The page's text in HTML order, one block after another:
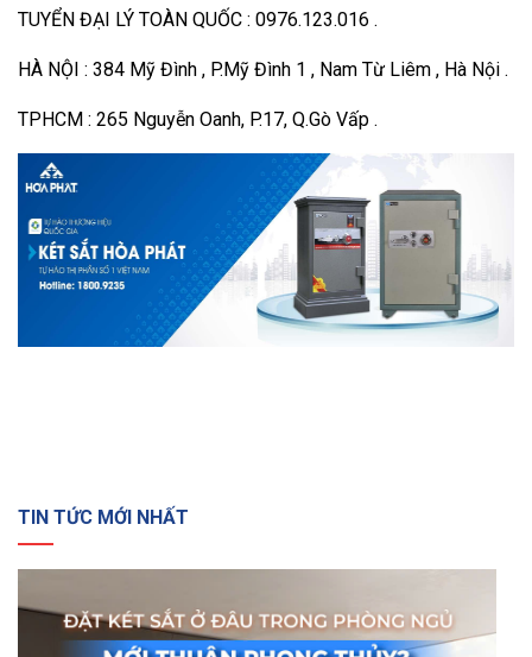
TUYỂN ĐẠI LÝ TOÀN QUỐC : 0976.123.016 .
HÀ NỘI : 384 Mỹ Đình , P.Mỹ Đình 1 , Nam Từ Liêm , Hà Nội .
TPHCM : 265 Nguyễn Oanh, P.17, Q.Gò Vấp .
TIN TỨC MỚI NHẤT